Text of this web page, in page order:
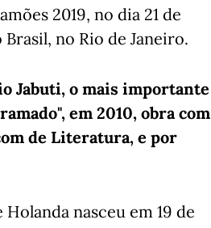
2019, no dia 21 de
no Rio de Janeiro.
Jabuti, o mais importante
em 2010, obra com
de Literatura, e por
nasceu em 19 de